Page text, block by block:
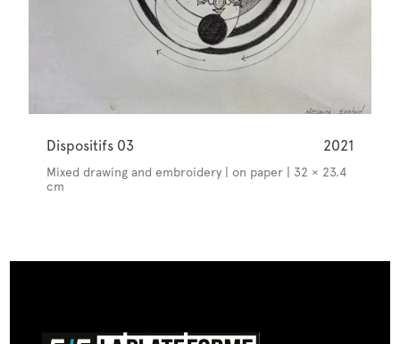
Dispositifs 03 2021
Mixed drawing and embroidery | on paper | 32 × 23.4
cm